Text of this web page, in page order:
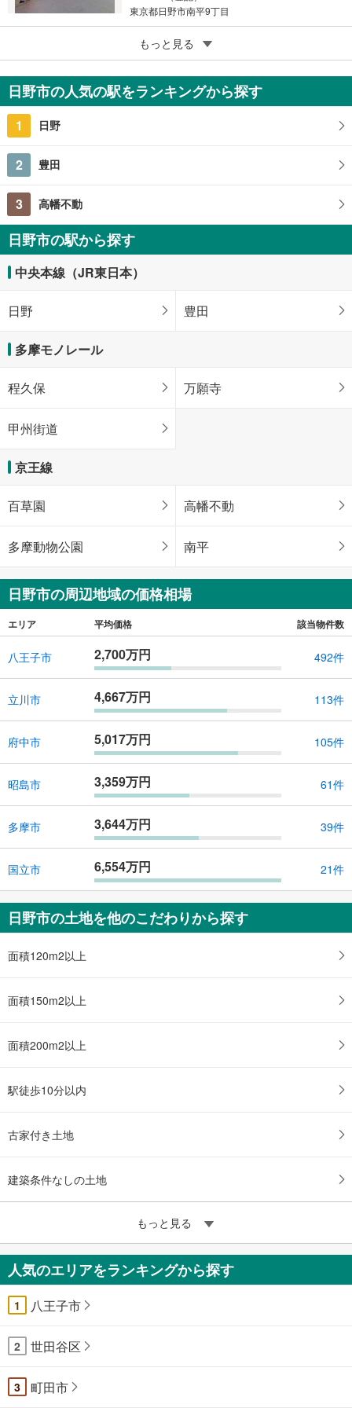
東京都日野市南平9丁目
成約でもらえる
日野市程久保2丁目
2,500万円
115.84m2（登記）
もっと見る
日野市の人気の駅をランキングから探す
1 日野
2 豊田
3 高幡不動
日野市の駅から探す
中央本線（JR東日本）
日野 豊田
多摩モノレール
程久保 万願寺
甲州街道
京王線
百草園 高幡不動
多摩動物公園 南平
日野市の周辺地域の価格相場
エリア 平均価格 該当物件数
八王子市 2,700万円 492件
立川市 4,667万円 113件
府中市 5,017万円 105件
昭島市 3,359万円 61件
多摩市 3,644万円 39件
国立市 6,554万円 21件
日野市の土地を他のこだわりから探す
面積120m2以上
面積150m2以上
面積200m2以上
駅徒歩10分以内
古家付き土地
建築条件なしの土地
もっと見る
人気のエリアをランキングから探す
1 八王子市
2 世田谷区
3 町田市